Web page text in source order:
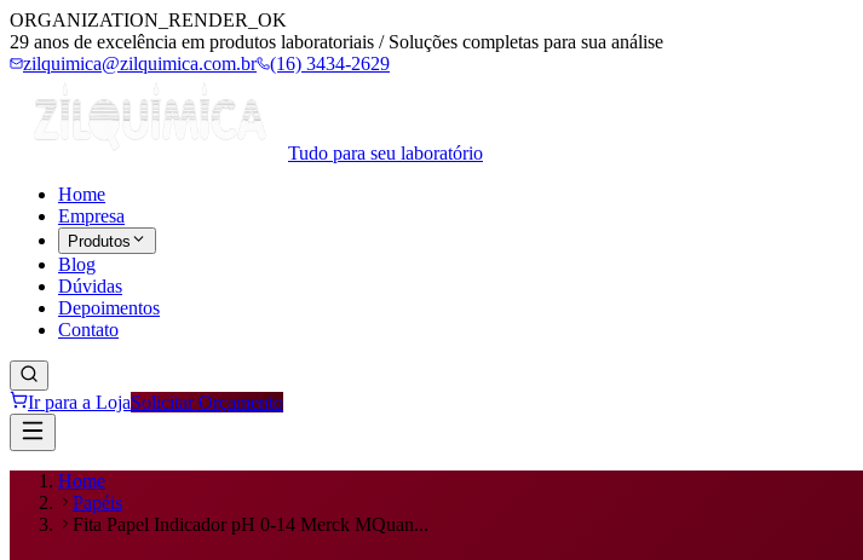
ORGANIZATION_RENDER_OK
29 anos de excelência em produtos laboratoriais / Soluções completas para sua análise
zilquimica@zilquimica.com.br
(16) 3434-2629
Tudo para seu laboratório
Home
Empresa
Produtos
Blog
Dúvidas
Depoimentos
Contato
Ir para a LojaSolicitar Orçamento
Home
Papéis
Fita Papel Indicador pH 0-14 Merck MQuan...